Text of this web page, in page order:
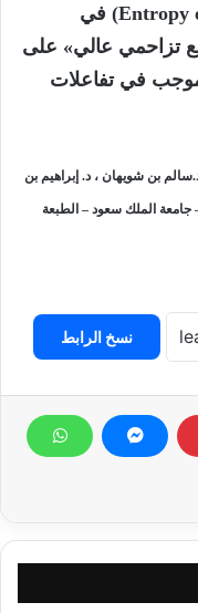
فإن انتروبي التنشيط (Entropy of activation) في
تزاحمي عالي» على
في تفاعلات
بن شويهان ، د. إبراهيم بن
جامعة الملك سعود – الطبعة
نسخ الرابط